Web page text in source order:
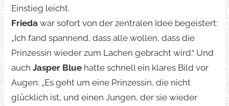
Einstieg leicht.
Friedawar sofort von der zentralen Idee begeistert:
„Ich fand spannend, dass alle wollen, dass die
Prinzessin wieder zum Lachen gebracht wird.“ Und
auch Jasper Bluehatte schnell ein klares Bild vor
Augen: „Es geht um eine Prinzessin, die nicht
glücklich ist, und einen Jungen, der sie wieder